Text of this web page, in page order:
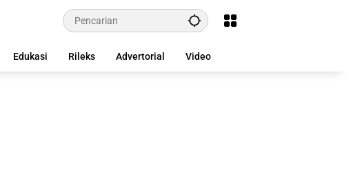
Edukasi Rileks Advertorial Video